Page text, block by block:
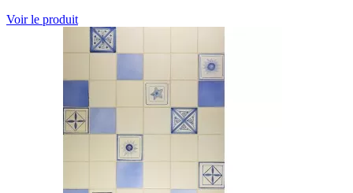
Voir le produit